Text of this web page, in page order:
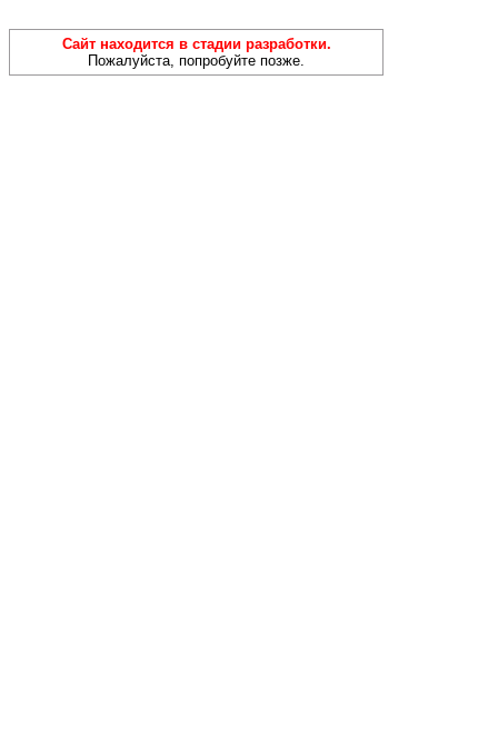
Сайт находится в стадии разработки.
Пожалуйста, попробуйте позже.